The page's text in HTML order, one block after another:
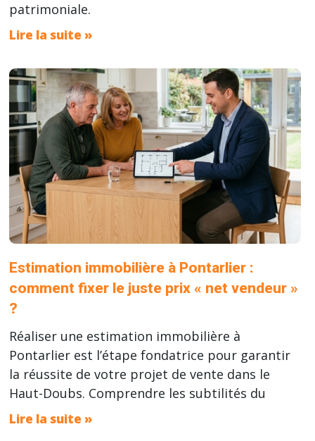
patrimoniale.
Lire la suite »
Estimation immobilière à Pontarlier :
comment fixer le juste prix « net vendeur »
?
Réaliser une estimation immobilière à
Pontarlier est l’étape fondatrice pour garantir
la réussite de votre projet de vente dans le
Haut-Doubs. Comprendre les subtilités du
Lire la suite »